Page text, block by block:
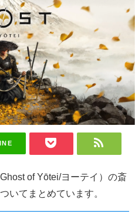
of Yōtei/ヨーテイ）の斎
いてまとめています。